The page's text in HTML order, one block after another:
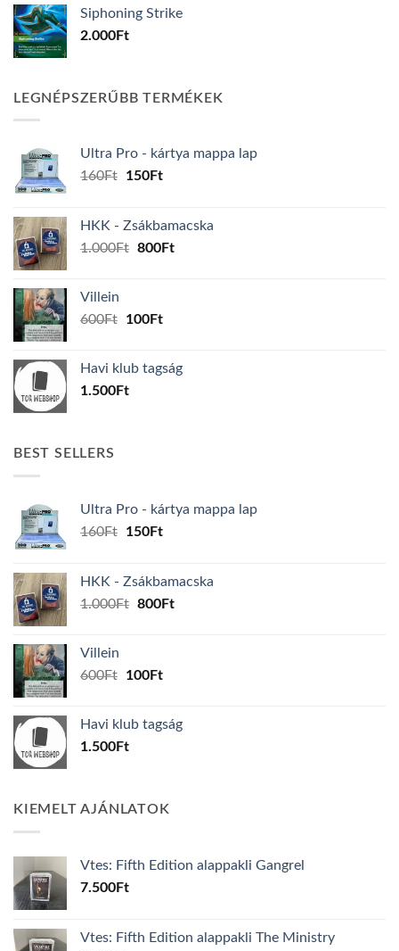
Siphoning Strike
2.000Ft
LEGNÉPSZERŰBB TERMÉKEK
Ultra Pro - kártya mappa lap
160Ft
Original
160Ft.
150FtCurrent
150Ft.
HKK - Zsákbamacska
1.000Ft Original
800FtCurrent
Villein
600Ft
Original
600Ft.
100FtCurrent
100Ft.
Havi klub tagság
1.500Ft
BEST SELLERS
Ultra Pro - kártya mappa lap
160Ft
Original
160Ft.
150FtCurrent
150Ft.
HKK - Zsákbamacska
1.000Ft Original
800FtCurrent
Villein
600Ft
Original
600Ft.
100FtCurrent
100Ft.
Havi klub tagság
1.500Ft
KIEMELT AJÁNLATOK
Vtes: Fifth Edition alappakli Gangrel
7.500Ft
Vtes: Fifth Edition alappakli The Ministry